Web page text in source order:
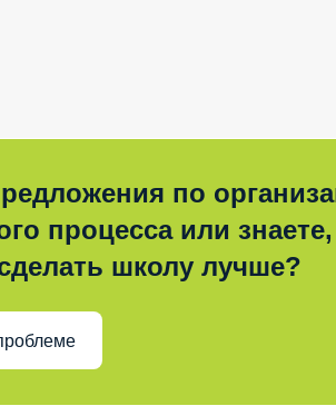
по
процесса или знаете,
школу лучше?